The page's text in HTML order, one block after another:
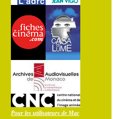
Pour les utilisateurs de Mac